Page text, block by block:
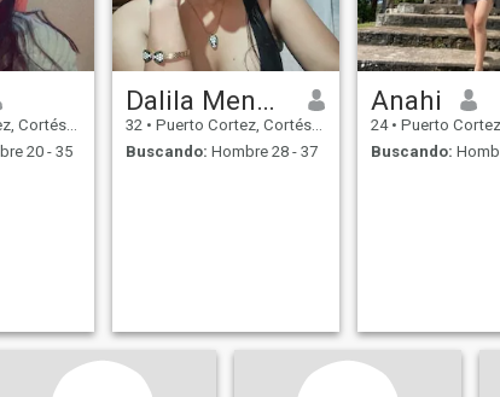
Honduras
20 - 35
Dalila Mendez
32 • Puerto Cortez, Cortés, Honduras
Buscando: Hombre 28 - 37
Anahi
24 • Puerto Cortez,
Buscando: